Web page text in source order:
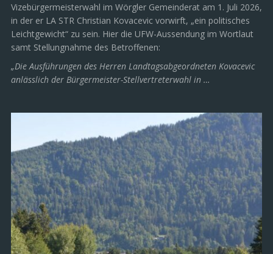
Vizebürgermeisterwahl im Wörgler Gemeinderat am 1. Juli 2026,
in der er LA STR Christian Kovacevic vorwirft, „ein politisches
Leichtgewicht“ zu sein. Hier die UFW-Aussendung im Wortlaut
samt Stellungnahme des Betroffenen:
„Die Ausführungen des Herren Landtagsabgeordneten Kovacevic
anlässlich der Bürgermeister-Stellvertreterwahl in …